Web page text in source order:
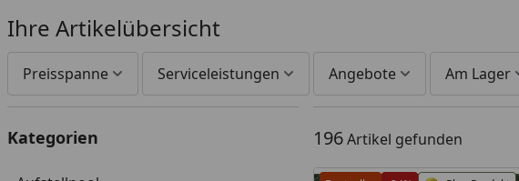
Ihre Artikelübersicht
Preisspanne Serviceleistungen Angebote Am Lager
Kategorien 196Artikel gefunden